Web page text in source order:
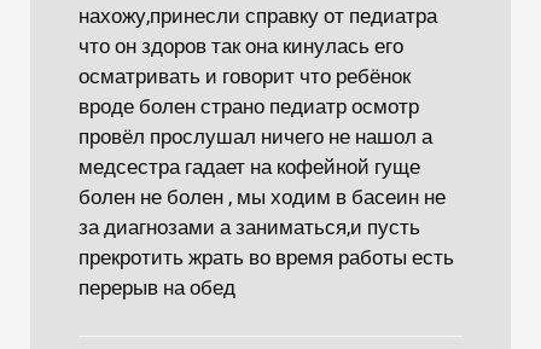
нахожу,принесли справку от педиатра
что он здоров так она кинулась его
осматривать и говорит что ребёнок
вроде болен страно педиатр осмотр
провёл прослушал ничего не нашол а
медсестра гадает на кофейной гуще
болен не болен , мы ходим в басеин не
за диагнозами а заниматься,и пусть
прекротить жрать во время работы есть
перерыв на обед